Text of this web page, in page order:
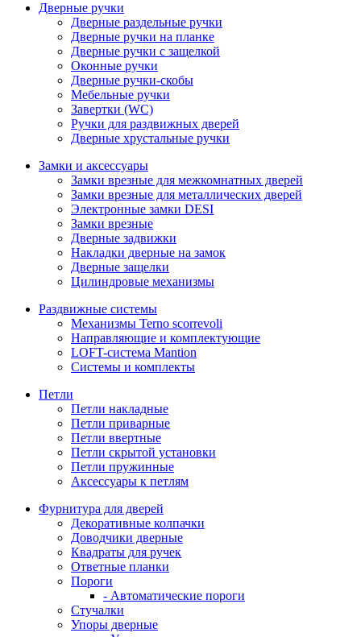
Дверные ручки
Дверные раздельные ручки
Дверные ручки на планке
Дверные ручки с защелкой
Оконные ручки
Дверные ручки-скобы
Мебельные ручки
Завертки (WC)
Ручки для раздвижных дверей
Дверные хрустальные ручки
Замки и аксессуары
Замки врезные для межкомнатных дверей
Замки врезные для металлических дверей
Электронные замки DESI
Замки врезные
Дверные задвижки
Накладки дверные на замок
Дверные защелки
Цилиндровые механизмы
Раздвижные системы
Механизмы Terno scorrevoli
Направляющие и комплектующие
LOFT-cистема Mantion
Системы и комплекты
Петли
Петли накладные
Петли приварные
Петли ввертные
Петли скрытой установки
Петли пружинные
Аксессуары к петлям
Фурнитура для дверей
Декоративные колпачки
Доводчики дверные
Квадраты для ручек
Ответные планки
Пороги
- Автоматические пороги
Стучалки
Упоры дверные